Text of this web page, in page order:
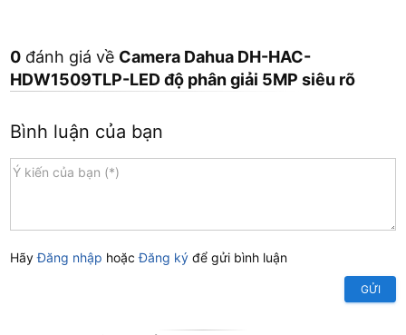
0 đánh giá về Camera Dahua DH-HAC-
HDW1509TLP-LED độ phân giải 5MP siêu rõ
Bình luận của bạn
HãyĐăng nhập hoặcĐăng ký để gửi bình luận
GỬI